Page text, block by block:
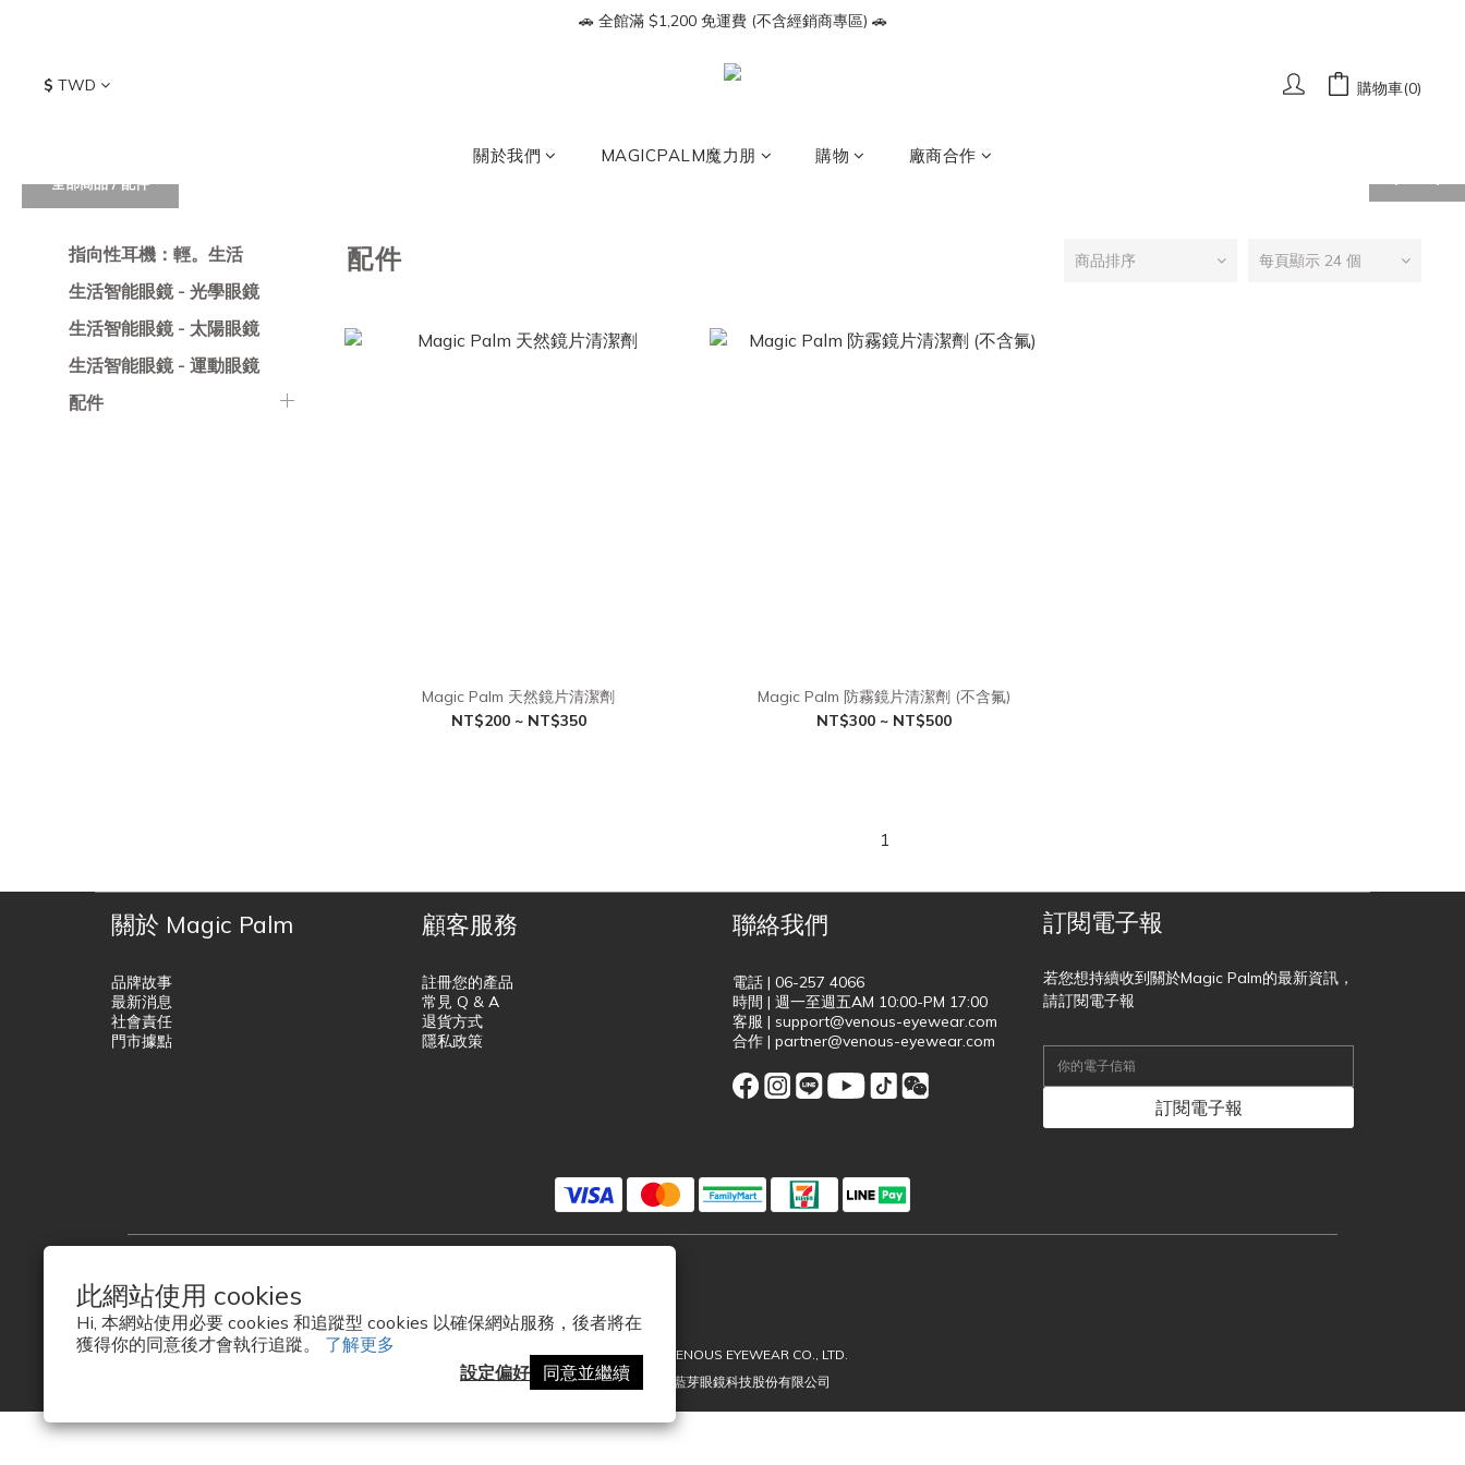
此網站使用 cookies
Hi, 本網站使用必要 cookies 和追蹤型 cookies 以確保網站服務，後者將在
獲得你的同意後才會執行追蹤。 了解更多
設定偏好
同意並繼續
🔥【會員募集】加入LINE好友即享 $100 折價券🔥
🚗 全館滿 $1,200 免運費 (不含經銷商專區) 🚗
🔥【會員募集】加入LINE好友即享 $100 折價券🔥
$ TWD 購物車(0)
關於我們 MAGICPALM魔力朋 購物 廠商合作
全部商品/配件
指向性耳機：輕。生活
生活智能眼鏡 - 光學眼鏡
生活智能眼鏡 - 太陽眼鏡
生活智能眼鏡 - 運動眼鏡
配件
配件 商品排序 每頁顯示 24 個
Magic Palm 天然鏡片清潔劑
NT$200 ~ NT$350
Magic Palm 防霧鏡片清潔劑 (不含氟)
NT$300 ~ NT$500
1
關於 Magic Palm
品牌故事
最新消息
社會責任
門市據點
顧客服務
註冊您的產品
常見 Q & A
退貨方式
隱私政策
聯絡我們
電話 | 06-257 4066
時間 | 週一至週五AM 10:00-PM 17:00
客服 | support@venous-eyewear.com
合作 | partner@venous-eyewear.com
訂閱電子報
若您想持續收到關於Magic Palm的最新資訊，
請訂閱電子報
訂閱電子報
2026 © VENOUS EYEWEAR CO., LTD.
維尼斯藍芽眼鏡科技股份有限公司